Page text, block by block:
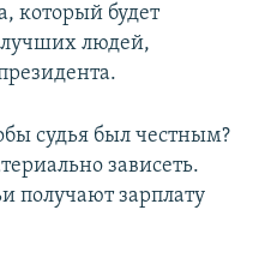
который будет
лучших людей,
судья был честным?
зависеть.
получают зарплату